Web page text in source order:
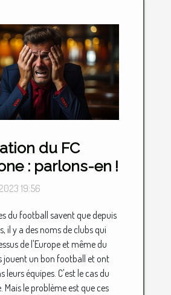
du FC
: parlons-en !
19:56
du football savent que depuis
il y a des noms de clubs qui
de l'Europe et même du
jouent un bon football et ont
leurs équipes. C'est le cas du
Mais le problème est que ces